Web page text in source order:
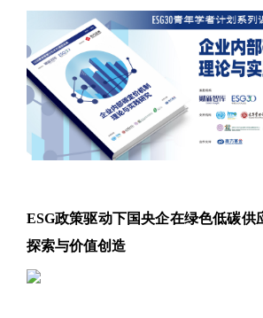
ESG政策驱动下国央企在绿色低碳供
探索与价值创造